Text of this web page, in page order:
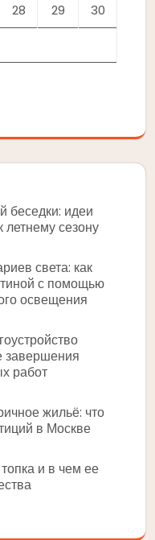
28 29 30
беседки: идеи
сезону
света: как
с помощью
освещения
завершения
работ
жильё: что
в Москве
и в чем ее